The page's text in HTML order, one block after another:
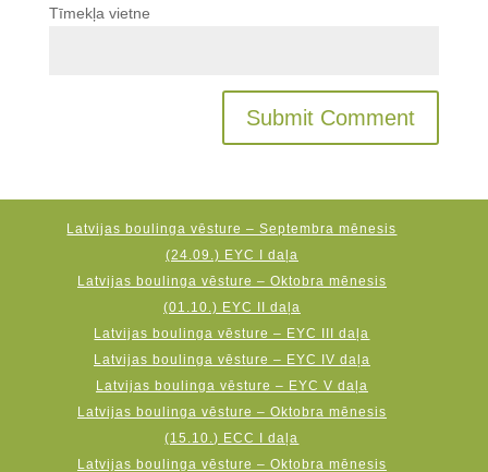
Tīmekļa vietne
Latvijas boulinga vēsture – Septembra mēnesis
(24.09.) EYC I daļa
Latvijas boulinga vēsture – Oktobra mēnesis
(01.10.) EYC II daļa
Latvijas boulinga vēsture – EYC III daļa
Latvijas boulinga vēsture – EYC IV daļa
Latvijas boulinga vēsture – EYC V daļa
Latvijas boulinga vēsture – Oktobra mēnesis
(15.10.) ECC I daļa
Latvijas boulinga vēsture – Oktobra mēnesis